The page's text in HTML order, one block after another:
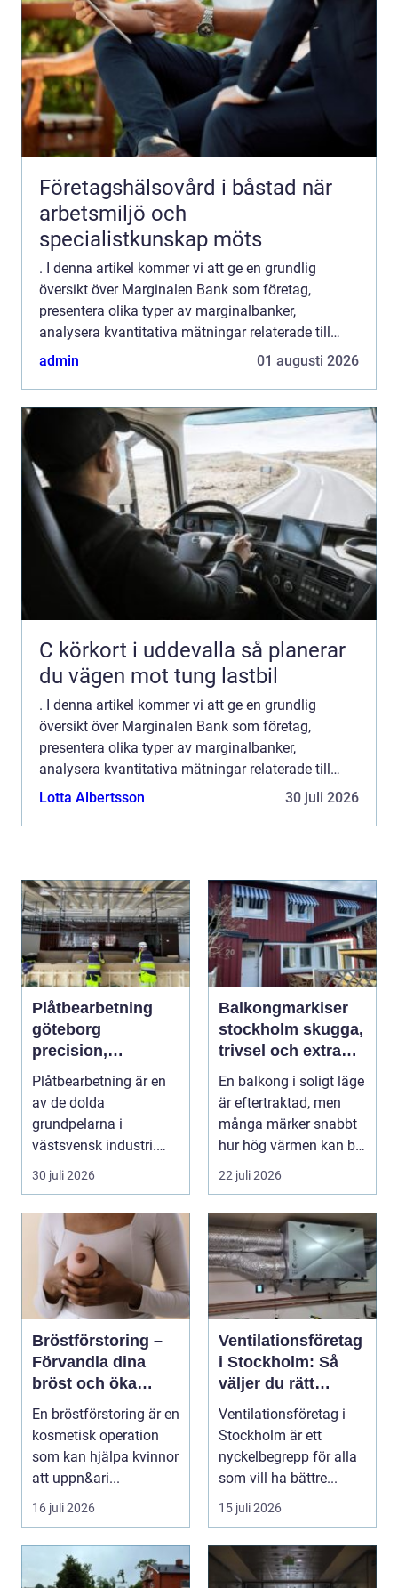
Företagshälsovård i båstad när
arbetsmiljö och
specialistkunskap möts
. I denna artikel kommer vi att ge en grundlig
översikt över Marginalen Bank som företag,
presentera olika typer av marginalbanker,
analysera kvantitativa mätningar relaterade till
dessa företag samt diskutera skillnaderna mellan
admin 01 augusti 2026
C körkort i uddevalla så planerar
du vägen mot tung lastbil
. I denna artikel kommer vi att ge en grundlig
översikt över Marginalen Bank som företag,
presentera olika typer av marginalbanker,
analysera kvantitativa mätningar relaterade till
dessa företag samt diskutera skillnaderna mellan
Lotta Albertsson 30 juli 2026
Plåtbearbetning
göteborg
precision,
hållbarhet och
smarta lösningar
Plåtbearbetning är en
av de dolda
grundpelarna i
västsvensk industri.
Allt från marina
30 juli 2026
Balkongmarkiser
stockholm skugga,
trivsel och extra
rum utomhus
En balkong i soligt läge
är eftertraktad, men
många märker snabbt
hur hög värmen kan bli
under somma...
22 juli 2026
Bröstförstoring –
Förvandla dina
bröst och öka
självförtroendet
En bröstförstoring är en
kosmetisk operation
som kan hjälpa kvinnor
att uppn&ari...
16 juli 2026
Ventilationsföretag
i Stockholm: Så
väljer du rätt
expert på frisk luft
Ventilationsföretag i
Stockholm är ett
nyckelbegrepp för alla
som vill ha bättre...
15 juli 2026